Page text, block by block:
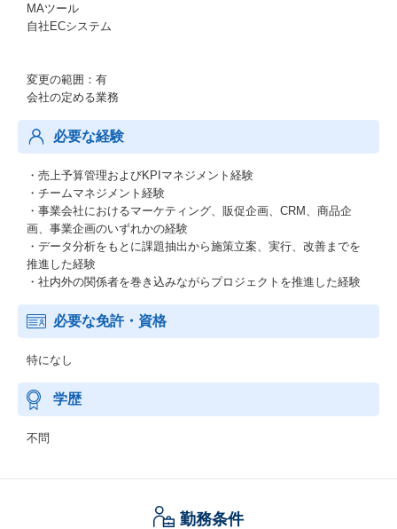
MAツール
自社ECシステム
変更の範囲：有
会社の定める業務
必要な経験
・売上予算管理およびKPIマネジメント経験
・チームマネジメント経験
・事業会社におけるマーケティング、販促企画、CRM、商品企
画、事業企画のいずれかの経験
・データ分析をもとに課題抽出から施策立案、実行、改善までを
推進した経験
・社内外の関係者を巻き込みながらプロジェクトを推進した経験
必要な免許・資格
特になし
学歴
不問
勤務条件